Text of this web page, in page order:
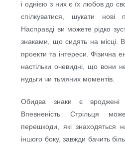
і однією з них є їх любов до
спілкуватися, шукати нові
Насправді ви можете рідко
знаками, що сидять на місці.
проекти та інтереси. Фізична
настільки очевидні, що вони
нудьги чи тьмяних моментів.
Обидва знаки є вроджені
Впевненість Стрільця
перешкоди, які
іншого боку, завжди бачить